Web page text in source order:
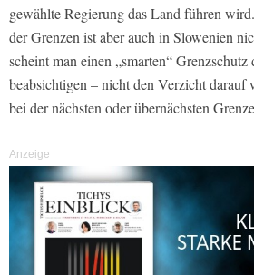
gewählte Regierung das Land führen
der Grenzen ist aber auch in Slowenien
scheint man einen „smarten“
beabsichtigen – nicht den Verzicht
bei der nächsten oder übernächsten
Anzeige